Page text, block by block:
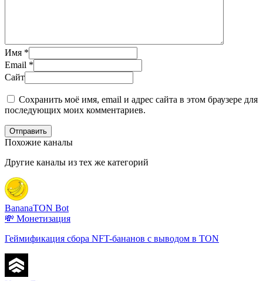
Имя *
Email *
Сайт
Сохранить моё имя, email и адрес сайта в этом браузере для
последующих моих комментариев.
Отправить
Похожие каналы
Другие каналы из тех же категорий
BananaTON Bot
💸 Монетизация
Геймификация сбора NFT-бананов с выводом в TON